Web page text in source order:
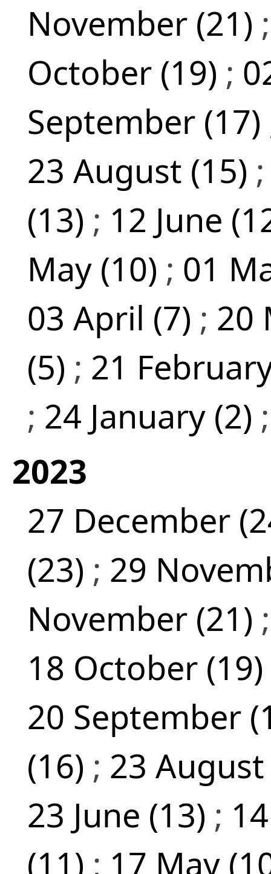
November (21)
October (19) ;
September (17)
23 August (15)
(13) ; 12 June
May (10) ; 01
03 April (7) ; 20
(5) ; 21
; 24 January (2)
2023
27 December
(23) ; 29
November (21)
18 October (19)
20 September
(16) ; 23
23 June (13) ;
(11) ; 17 May